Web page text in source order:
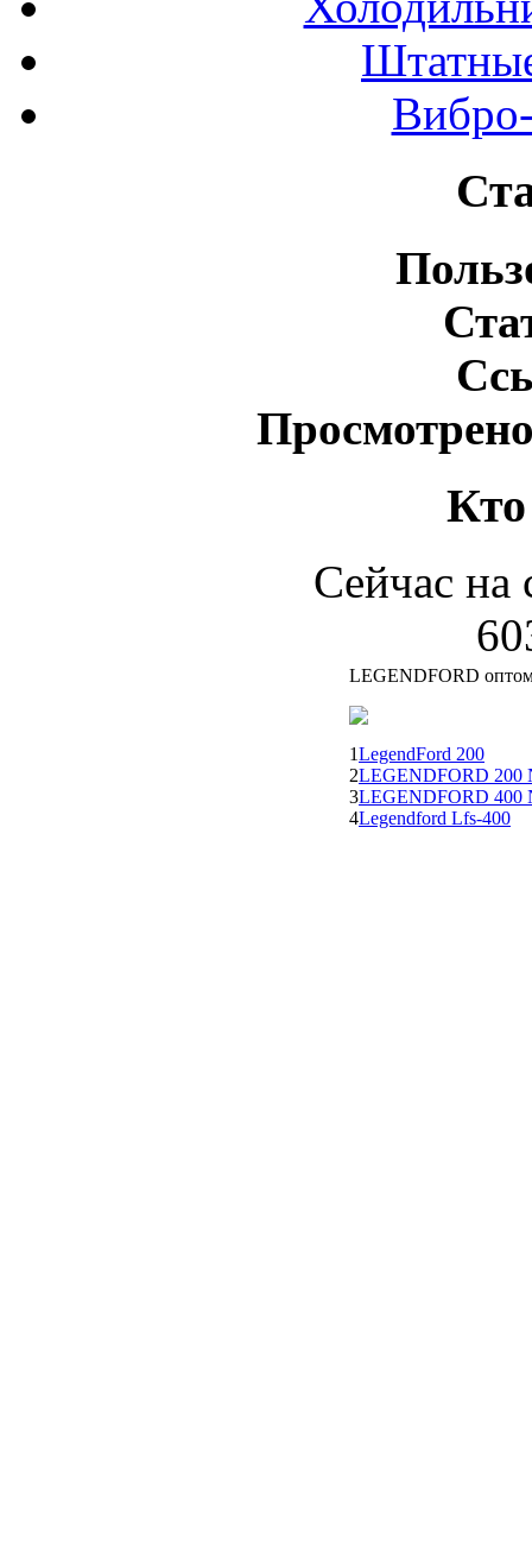
Кто
Сейчас на
LEGENDFORD
1LegendFord 200
2LEGENDFORD 200
3LEGENDFORD 400
4Legendford Lfs-400